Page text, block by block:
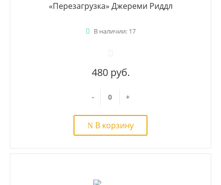
«Перезагрузка» Джереми Риддл
В наличии: 17
480 руб.
- +
В корзину